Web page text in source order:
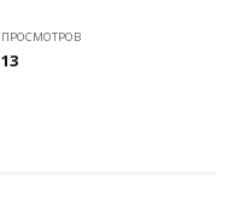
ПРОСМОТРОВ
13